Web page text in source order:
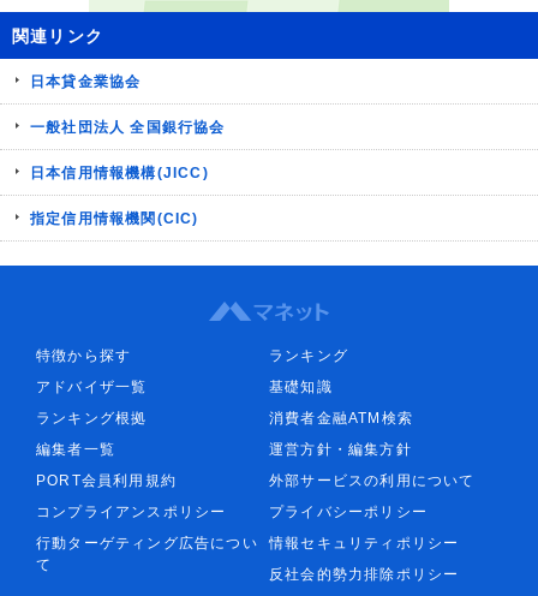
関連リンク
日本貸金業協会
一般社団法人 全国銀行協会
日本信用情報機構(JICC)
指定信用情報機関(CIC)
特徴から探す
ランキング
アドバイザ一覧
基礎知識
ランキング根拠
消費者金融ATM検索
編集者一覧
運営方針・編集方針
PORT会員利用規約
外部サービスの利用について
コンプライアンスポリシー
プライバシーポリシー
行動ターゲティング広告につい
て
情報セキュリティポリシー
反社会的勢力排除ポリシー